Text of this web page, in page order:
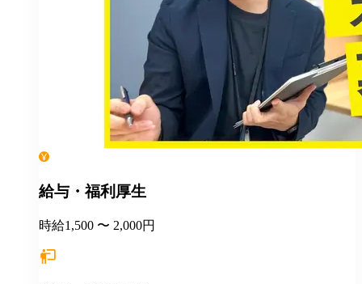
給与・福利厚生
時給1,500 〜 2,000円